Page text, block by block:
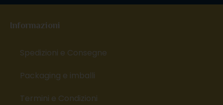
Informazioni
Spedizioni e Consegne
Packaging e imballi
Termini e Condizioni